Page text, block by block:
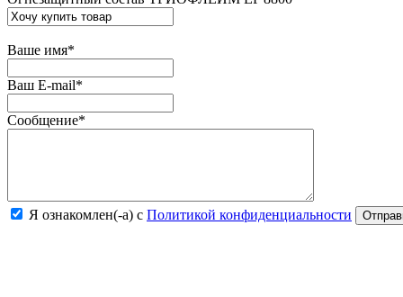
Ваше имя*
Ваш E-mail*
Сообщение*
Я ознакомлен(-а) с Политикой конфиденциальности